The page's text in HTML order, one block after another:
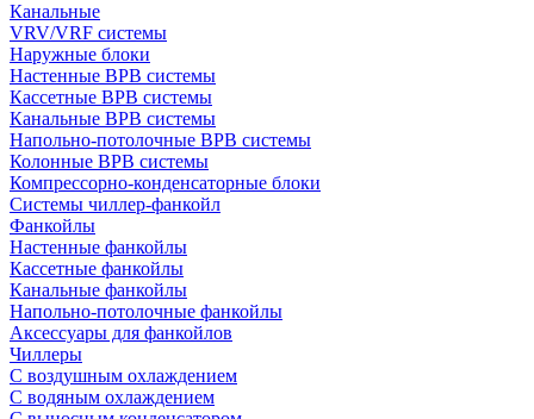
Канальные
VRV/VRF системы
Наружные блоки
Настенные ВРВ системы
Кассетные ВРВ системы
Канальные ВРВ системы
Напольно-потолочные ВРВ системы
Колонные ВРВ системы
Компрессорно-конденсаторные блоки
Системы чиллер-фанкойл
Фанкойлы
Настенные фанкойлы
Кассетные фанкойлы
Канальные фанкойлы
Напольно-потолочные фанкойлы
Аксессуары для фанкойлов
Чиллеры
С воздушным охлаждением
С водяным охлаждением